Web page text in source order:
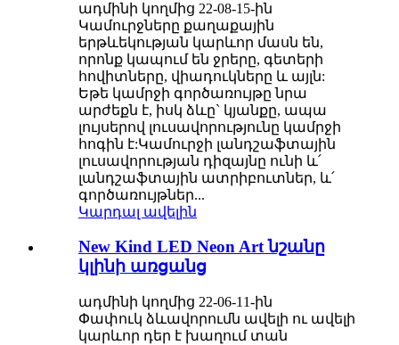
ադմինի կողմից 22-08-15-ին
Կամուրջները քաղաքային
երթևեկության կարևոր մասն են,
որոնք կապում են ջրերը, գետերի
հովիտները, վիադուկները և այլն:
Եթե կամրջի գործառույթը նրա
արժեքն է, իսկ ձևը` կյանքը, ապա
լույսերով լուսավորությունը կամրջի
հոգին է:Կամուրջի լանդշաֆտային
լուսավորության դիզայնը ունի և՛
լանդշաֆտային ատրիբուտներ, և՛
գործառույթներ...
Կարդալ ավելին
New Kind LED Neon Art նշանը
կլինի առցանց
ադմինի կողմից 22-06-11-ին
Փափուկ ձևավորումն ավելի ու ավելի
կարևոր դեր է խաղում տան